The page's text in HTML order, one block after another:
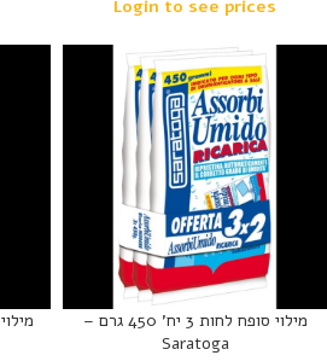
Login to see prices
מילוי סופח לחות 3 יח’ 450 גרם –
Saratoga